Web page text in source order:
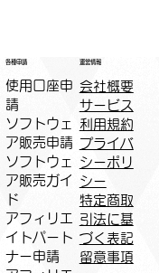
各種申請
​使用口座申
請
ソフトウェ
ア販売申請
ソフトウェ
ア販売ガイ
ド
アフィリエ
イトパート
ナー申請​
運営情報
会社概要
サービス
利用規約
プライバ
シーポリ
シー
特定商取
引法に基
づく表記
​留意事項